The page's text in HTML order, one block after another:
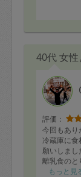
40代 女性
評価：
今回もあり
冷蔵庫に食
願いしまし
離乳食のと
た。もっと見